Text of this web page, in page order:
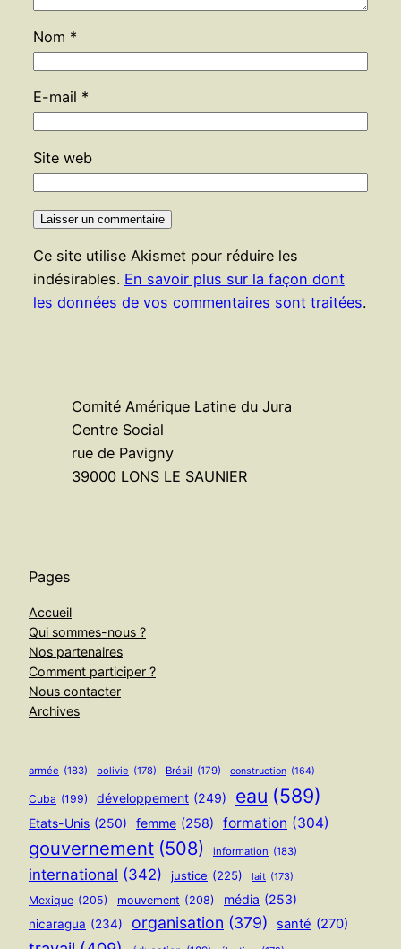
Nom *
E-mail *
Site web
Ce site utilise Akismet pour réduire les
indésirables. En savoir plus sur la façon dont
les données de vos commentaires sont traitées.
Comité Amérique Latine du Jura
Centre Social
rue de Pavigny
39000 LONS LE SAUNIER
Pages
Accueil
Qui sommes-nous ?
Nos partenaires
Comment participer ?
Nous contacter
Archives
armée (183) bolivie (178) Brésil (179) construction (164)
Cuba (199) développement (249) eau (589)
Etats-Unis (250) femme (258) formation (304)
gouvernement (508) information (183)
international (342) justice (225) lait (173)
Mexique (205) mouvement (208) média (253)
nicaragua (234) organisation (379) santé (270)